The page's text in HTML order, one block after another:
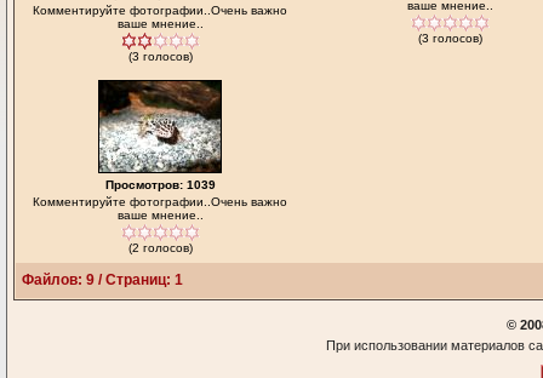
Комментируйте фотографии..Очень важно
ваше мнение..
(3 голосов)
ваше мнение..
(3 голосов)
Просмотров: 1039
Комментируйте фотографии..Очень важно
ваше мнение..
(2 голосов)
Файлов: 9 / Страниц: 1
©
При использовании материалов